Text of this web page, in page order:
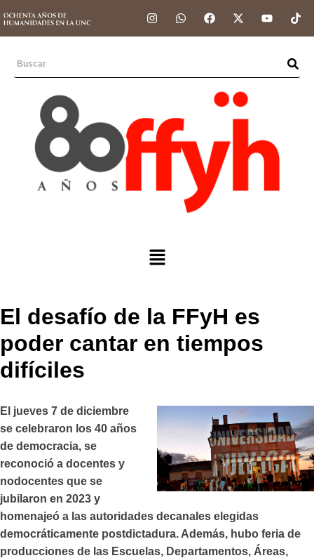
El desafío de la FFyH es
poder cantar en tiempos
difíciles
El jueves 7 de diciembre
se celebraron los 40 años
de democracia, se
reconoció a docentes y
nodocentes que se
jubilaron en 2023 y
homenajeó a las autoridades decanales elegidas
democráticamente postdictadura. Además, hubo feria de
producciones de las Escuelas, Departamentos, Áreas,